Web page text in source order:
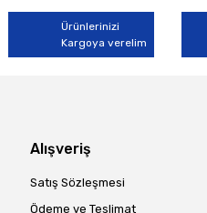
Ürünlerinizi
Kargoya verelim
Alışveriş
Satış Sözleşmesi
Ödeme ve Teslimat